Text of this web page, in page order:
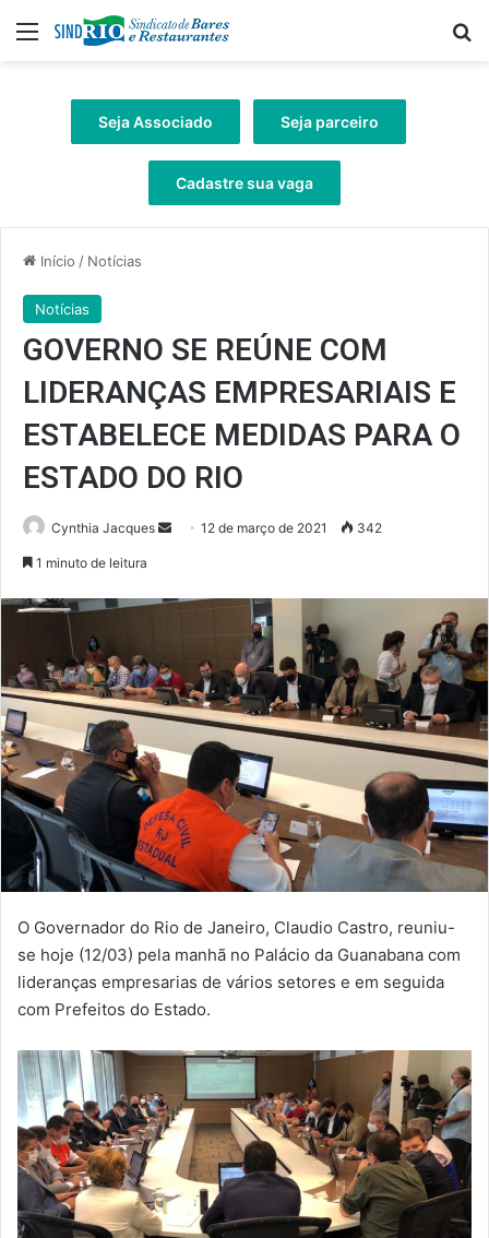
Menu
Seja Associado Seja parceiro
Cadastre sua vaga
Início / Notícias
Notícias
GOVERNO SE REÚNE COM
LIDERANÇAS EMPRESARIAIS E
ESTABELECE MEDIDAS PARA O
ESTADO DO RIO
Cynthia Jacques
Mande
mail
12 de março de 2021 342
1 minuto de leitura
O Governador do Rio de Janeiro, Claudio Castro, reuniu-
se hoje (12/03) pela manhã no Palácio da Guanabana com
lideranças empresarias de vários setores e em seguida
com Prefeitos do Estado.